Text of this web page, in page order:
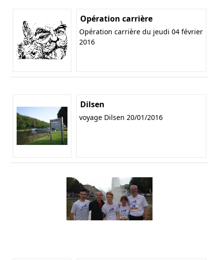
Opération carrière
Opération carrière du jeudi 04 février
2016
Dilsen
voyage Dilsen 20/01/2016